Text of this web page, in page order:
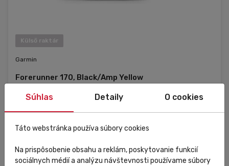
Külső raktár
Garmin
Forerunner 170, Black/Amp Yellow
106 548,47 Ft
Súhlas Detaily O cookies
Táto webstránka používa súbory cookies
Na prispôsobenie obsahu a reklám, poskytovanie funkcií
sociálnych médií a analýzu návštevnosti používame súbory